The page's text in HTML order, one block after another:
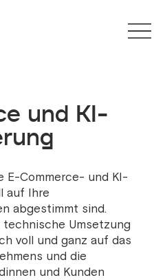
und KI-
E-Commerce- und KI-
auf Ihre
abgestimmt sind.
technische Umsetzung
voll und ganz auf das
und die
und Kunden